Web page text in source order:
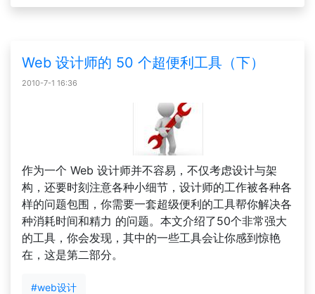
Web 设计师的 50 个超便利工具（下）
2010-7-1 16:36
作为一个 Web 设计师并不容易，不仅考虑设计与架
构，还要时刻注意各种小细节，设计师的工作被各种各
样的问题包围，你需要一套超级便利的工具帮你解决各
种消耗时间和精力 的问题。本文介绍了50个非常强大
的工具，你会发现，其中的一些工具会让你感到惊艳
在，这是第二部分。
#web设计